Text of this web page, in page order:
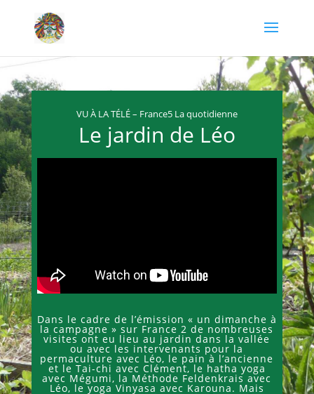
VU À LA TÉLÉ – France5 La quotidienne
Le jardin de Léo
Dans le cadre de l’émission « un dimanche à
la campagne » sur France 2 de nombreuses
visites ont eu lieu au jardin dans la vallée
ou avec les intervenants pour la
permaculture avec Léo, le pain à l’ancienne
et le Tai-chi avec Clément, le hatha yoga
avec Mégumi, la Méthode Feldenkrais avec
Léo, le yoga Vinyasa avec Karouna. Mais